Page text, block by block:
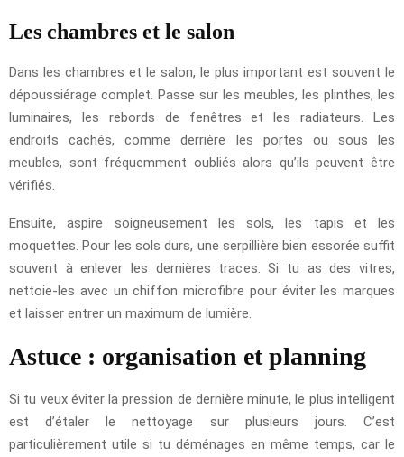
Les chambres et le salon
Dans les chambres et le salon, le plus important est souvent le
dépoussiérage complet. Passe sur les meubles, les plinthes, les
luminaires, les rebords de fenêtres et les radiateurs. Les
endroits cachés, comme derrière les portes ou sous les
meubles, sont fréquemment oubliés alors qu’ils peuvent être
vérifiés.
Ensuite, aspire soigneusement les sols, les tapis et les
moquettes. Pour les sols durs, une serpillière bien essorée suffit
souvent à enlever les dernières traces. Si tu as des vitres,
nettoie-les avec un chiffon microfibre pour éviter les marques
et laisser entrer un maximum de lumière.
Astuce : organisation et planning
Si tu veux éviter la pression de dernière minute, le plus intelligent
est d’étaler le nettoyage sur plusieurs jours. C’est
particulièrement utile si tu déménages en même temps, car le